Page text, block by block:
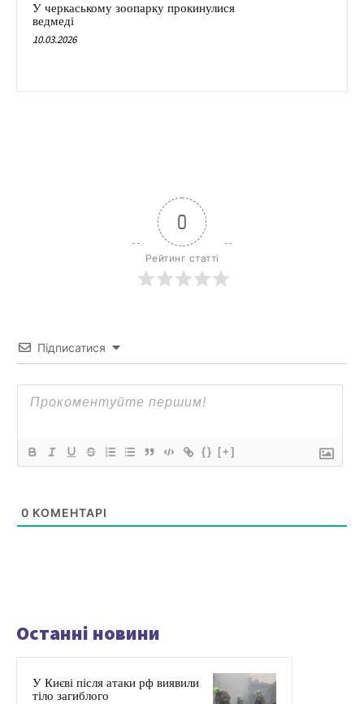
У черкаському зоопарку прокинулися
ведмеді
10.03.2026
0
Рейтинг статті
Підписатися
{} [+]
0 КОМЕНТАРІ
Останні новини
У Києві після атаки рф виявили
тіло загиблого